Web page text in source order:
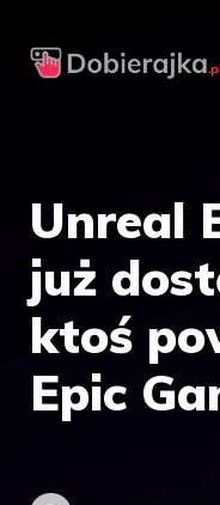
Unreal
już
ktoś
Epic